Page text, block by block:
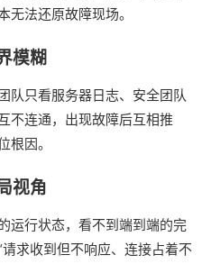
无法还原故障现场。
模糊
队只看服务器日志、安全团队
不连通，出现故障后互相推
根因。
视角
运行状态，看不到端到端的完
求收到但不响应、连接占着不